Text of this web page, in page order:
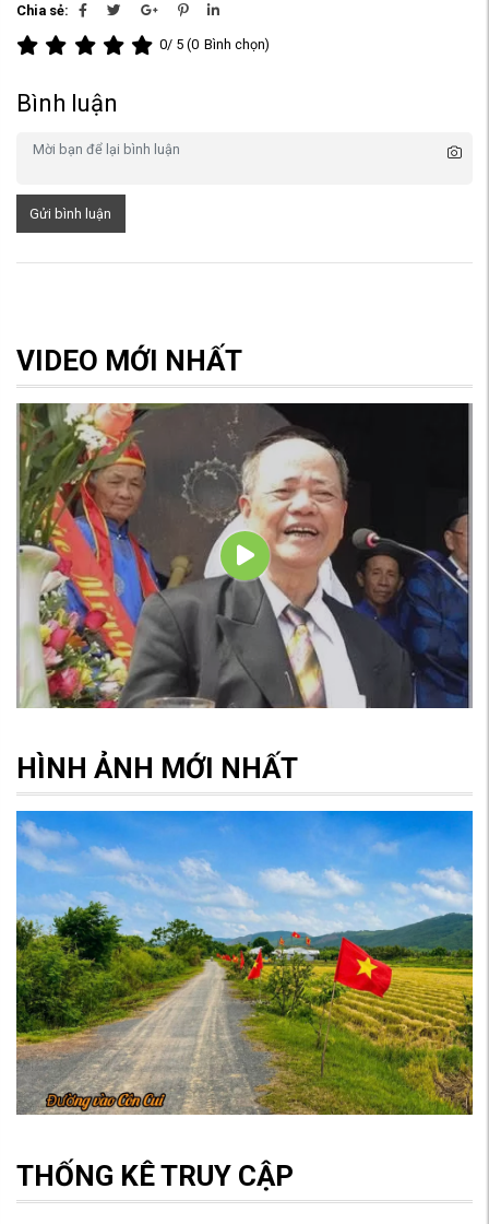
Chia sẻ:
0/ 5 (0 Bình chọn)
Bình luận
Gửi bình luận
VIDEO MỚI NHẤT
HÌNH ẢNH MỚI NHẤT
THỐNG KÊ TRUY CẬP